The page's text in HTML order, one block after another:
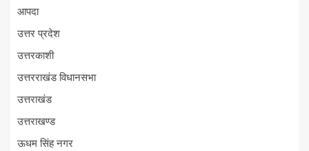
आपदा
उत्तर प्रदेश
उत्तरकाशी
उत्तरराखंड विधानसभा
उत्तराखंड
उत्तराखण्ड
ऊधम सिंह नगर